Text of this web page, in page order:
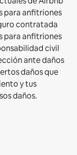
para anfitriones
contratada
para anfitriones
civil
ante daños
daños que
y tus
daños.